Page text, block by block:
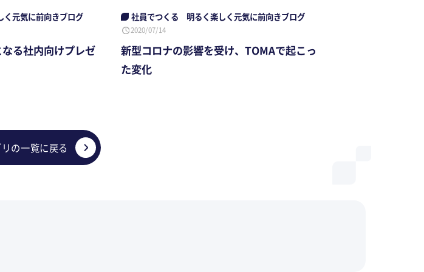
元気に前向きブログ
る社内向けプレゼ
社員でつくる 明るく楽しく元気に前向きブログ
2020/07/14
新型コロナの影響を受け、TOMAで起こっ
た変化
の一覧に戻る